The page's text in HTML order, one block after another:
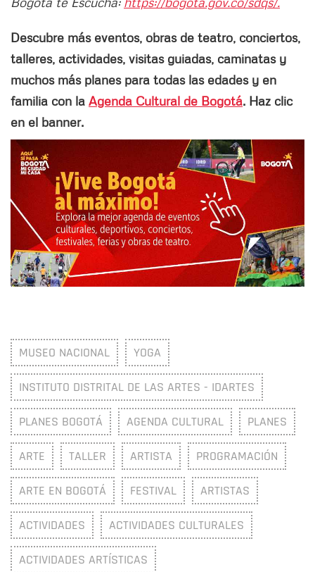
Descubre más eventos, obras de teatro, conciertos,
talleres, actividades, visitas guiadas, caminatas y
muchos más planes para todas las edades y en
familia con la Agenda Cultural de Bogotá. Haz clic
en el banner.
MUSEO NACIONAL YOGA
INSTITUTO DISTRITAL DE LAS ARTES - IDARTES
PLANES BOGOTÁ AGENDA CULTURAL PLANES
ARTE TALLER ARTISTA PROGRAMACIÓN
ARTE EN BOGOTÁ FESTIVAL ARTISTAS
ACTIVIDADES ACTIVIDADES CULTURALES
ACTIVIDADES ARTÍSTICAS